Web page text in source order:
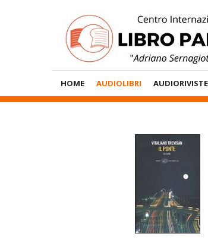
Menù
Principale
HOME AUDIOLIBRI AUDIORIVISTE